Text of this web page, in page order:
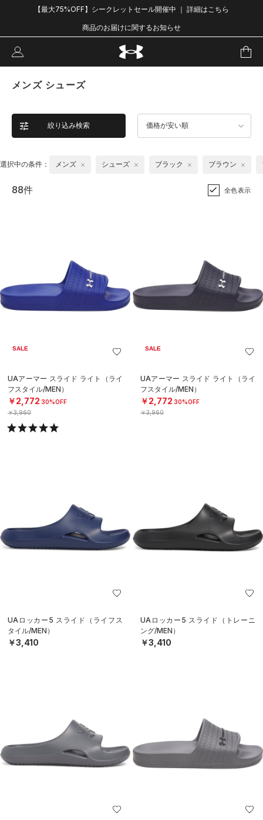
【最大75%OFF】シークレットセール開催中 ｜ 詳細はこちら
商品のお届けに関するお知らせ
メンズ シューズ
絞り込み検索 価格が安い順
選択中の条件： メンズ シューズ ブラック ブラウン
88件 全色表示
SALE
UAアーマー スライド ライト（ライ
フスタイル/MEN）
￥2,772 30%OFF
￥3,960
SALE
UAアーマー スライド ライト（ライ
フスタイル/MEN）
￥2,772 30%OFF
￥3,960
UAロッカー5 スライド（ライフス
タイル/MEN）
￥3,410
UAロッカー5 スライド（トレーニ
ング/MEN）
￥3,410